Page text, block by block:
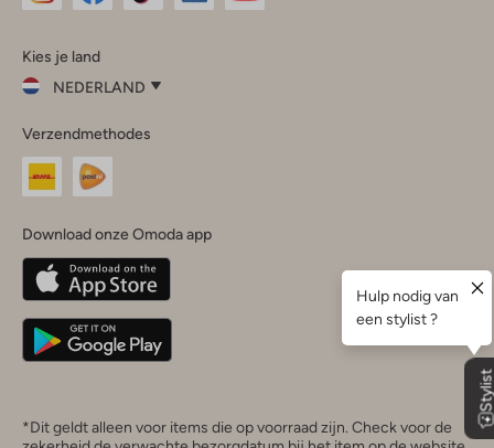
InstagramFacebook
Kies je land
NEDERLAND
je
land
Nederland
Belgique(Français)
Deutschland
Verzendmethodes
Download onze Omoda app
*Dit geldt alleen voor items die op voorraad zijn. Check voor de